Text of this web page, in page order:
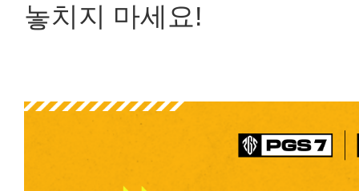
놓치지 마세요!